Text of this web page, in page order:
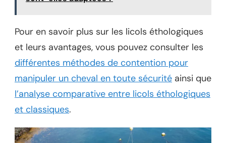
Pour en savoir plus sur les licols éthologiques
et leurs avantages, vous pouvez consulter les
différentes méthodes de contention pour
manipuler un cheval en toute sécurité ainsi que
l’analyse comparative entre licols éthologiques
et classiques.